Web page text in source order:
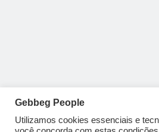
Gebbeg People
Utilizamos cookies essenciais e